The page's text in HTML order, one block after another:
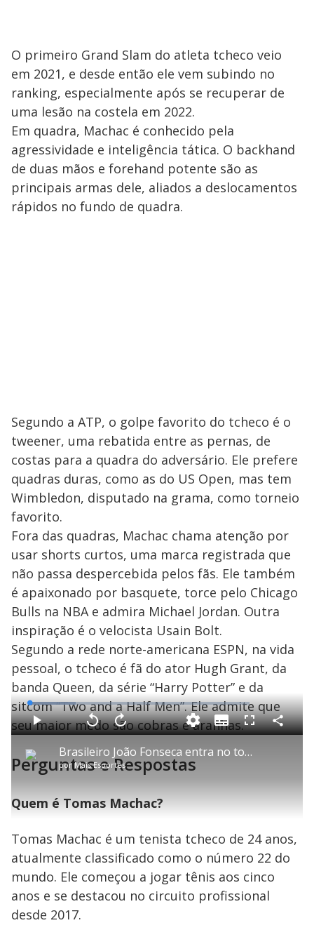
O primeiro Grand Slam do atleta tcheco veio
em 2021, e desde então ele vem subindo no
ranking, especialmente após se recuperar de
uma lesão na costela em 2022.
Em quadra, Machac é conhecido pela
agressividade e inteligência tática. O backhand
de duas mãos e forehand potente são as
principais armas dele, aliados a deslocamentos
rápidos no fundo de quadra.
Segundo a ATP, o golpe favorito do tcheco é o
tweener, uma rebatida entre as pernas, de
costas para a quadra do adversário. Ele prefere
quadras duras, como as do US Open, mas tem
Wimbledon, disputado na grama, como torneio
favorito.
Fora das quadras, Machac chama atenção por
usar shorts curtos, uma marca registrada que
não passa despercebida pelos fãs. Ele também
é apaixonado por basquete, torce pelo Chicago
Bulls na NBA e admira Michael Jordan. Outra
inspiração é o velocista Usain Bolt.
Segundo a rede norte-americana ESPN, na vida
pessoal, o tcheco é fã do ator Hugh Grant, da
banda Queen, da série “Harry Potter” e da
sitcom “Two and a Half Men”. Ele admite que
seu maior medo são cobras e aranhas.
P
l
a
y
Brasileiro João Fonseca entra no top 60 mundial do tênis após terceiro título em 2025
porMais Esportes
P V
t
a
r
g
u
s
A
n
ç
a
e
g
o
s
M
u
d
o
L
o
a
d
e
1
.
S
u
b
i
t
F
l
C
o
Perguntas e Respostas
Quem é Tomas Machac?
Tomas Machac é um tenista tcheco de 24 anos,
atualmente classificado como o número 22 do
mundo. Ele começou a jogar tênis aos cinco
anos e se destacou no circuito profissional
desde 2017.